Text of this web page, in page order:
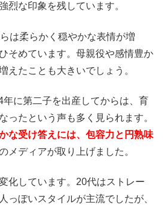
烈な印象を残しています。
は柔らかく穏やかな表情が増
そめています。母親役や感情豊か
えたことも大きいでしょう。
に第二子を出産してからは、育
ったという声も多く見られます。
な受け答えには、包容力と円熟味
メディアが取り上げました。
化しています。20代はストレー
っぽいスタイルが主流でしたが、